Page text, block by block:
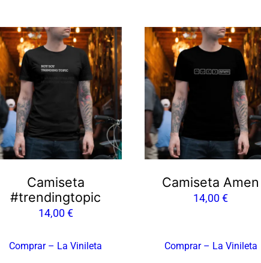
Camiseta
#trendingtopic
14,00€
Comprar – La Vinileta
Camiseta Amen
14,00€
Comprar – La Vinileta